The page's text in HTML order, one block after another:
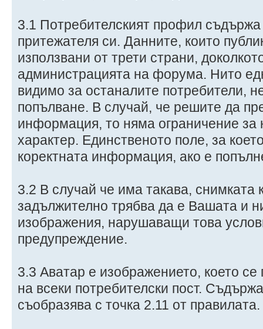
3.1 Потребителският профил
притежателя си. Данните, които
използвани от трети страни,
администрацията на форума. Нито
видимо за останалите потребители,
попълване. В случай, че решите да
информация, то няма ограничение
характер. Единственото поле, за
коректната информация, ако е
3.2 В случай че има такава,
задължително трябва да е Вашата и
изображения, нарушаващи това
предупреждение.
3.3 Аватар е изображението, което се
на всеки потребителски пост.
съобразява с точка 2.11 от правилата.